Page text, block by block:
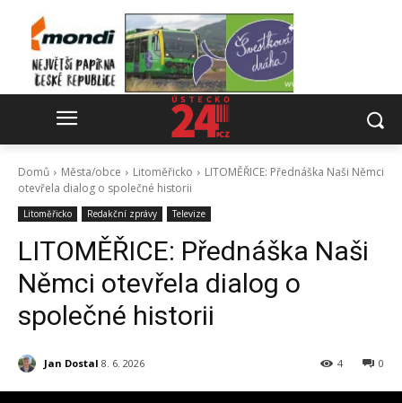
Domů Města/obce Litoměřicko
LITOMĚŘICE: Přednáška Naši Němci
otevřela dialog o společné historii
Litoměřicko Redakční zprávy Televize
LITOMĚŘICE: Přednáška Naši
Němci otevřela dialog o
společné historii
Jan Dostal 8. 6. 2026 0
4